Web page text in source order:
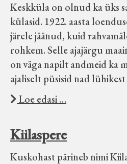
Keskküla on olnud ka üks
külasid. 1922. aasta
järele jäänud, kuid
rohkem. Selle ajajärgu
on väga napilt andmeid ka
ajaliselt püsisid nad lühikest
Loe edasi …
Kiilaspere
Kuskohast pärineb nimi